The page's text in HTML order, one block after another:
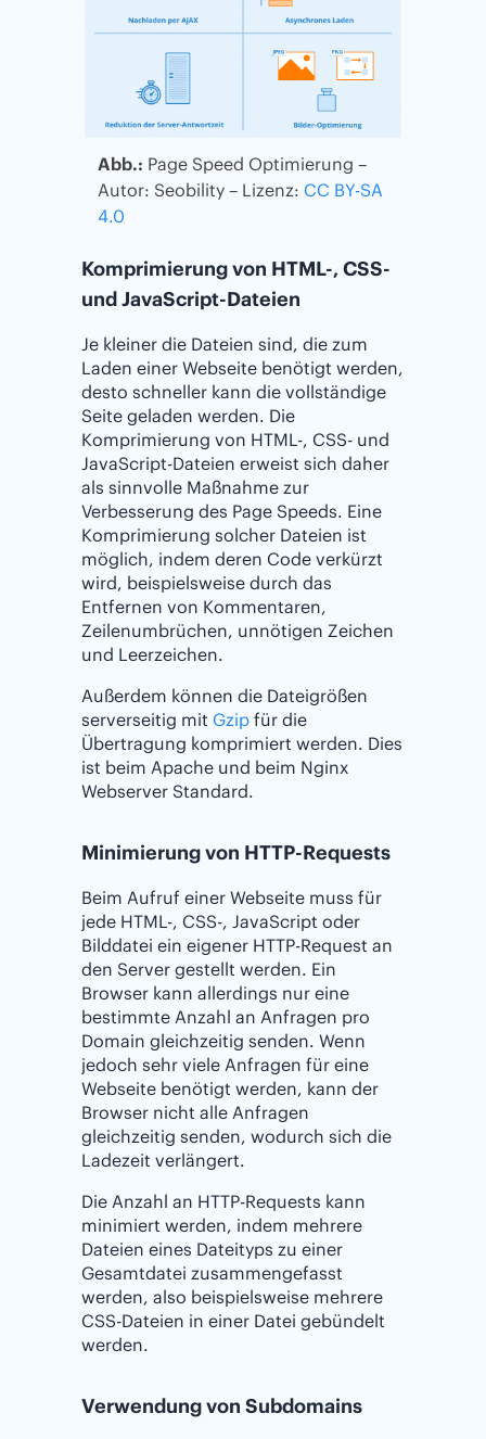
Abb.: Page Speed Optimierung –
Autor: Seobility – Lizenz: CC BY-SA
4.0
Komprimierung von HTML-, CSS-
und JavaScript-Dateien
Je kleiner die Dateien sind, die zum
Laden einer Webseite benötigt werden,
desto schneller kann die vollständige
Seite geladen werden. Die
Komprimierung von HTML-, CSS- und
JavaScript-Dateien erweist sich daher
als sinnvolle Maßnahme zur
Verbesserung des Page Speeds. Eine
Komprimierung solcher Dateien ist
möglich, indem deren Code verkürzt
wird, beispielsweise durch das
Entfernen von Kommentaren,
Zeilenumbrüchen, unnötigen Zeichen
und Leerzeichen.
Außerdem können die Dateigrößen
serverseitig mit Gzip für die
Übertragung komprimiert werden. Dies
ist beim Apache und beim Nginx
Webserver Standard.
Minimierung von HTTP-Requests
Beim Aufruf einer Webseite muss für
jede HTML-, CSS-, JavaScript oder
Bilddatei ein eigener HTTP-Request an
den Server gestellt werden. Ein
Browser kann allerdings nur eine
bestimmte Anzahl an Anfragen pro
Domain gleichzeitig senden. Wenn
jedoch sehr viele Anfragen für eine
Webseite benötigt werden, kann der
Browser nicht alle Anfragen
gleichzeitig senden, wodurch sich die
Ladezeit verlängert.
Die Anzahl an HTTP-Requests kann
minimiert werden, indem mehrere
Dateien eines Dateityps zu einer
Gesamtdatei zusammengefasst
werden, also beispielsweise mehrere
CSS-Dateien in einer Datei gebündelt
werden.
Verwendung von Subdomains